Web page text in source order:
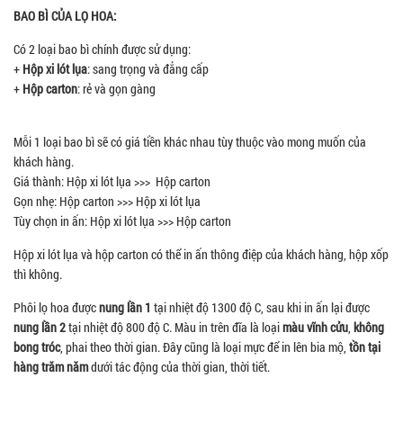
BAO BÌ CỦA LỌ HOA:
Có 2 loại bao bì chính được sử dụng:
+ Hộp xi lót lụa: sang trọng và đẳng cấp
+ Hộp carton: rẻ và gọn gàng
Mỗi 1 loại bao bì sẽ có giá tiền khác nhau tùy thuộc vào mong muốn của
khách hàng.
Giá thành: Hộp xi lót lụa >>> Hộp carton
Gọn nhẹ: Hộp carton >>> Hộp xi lót lụa
Tùy chọn in ấn: Hộp xi lót lụa >>> Hộp carton
Hộp xi lót lụa và hộp carton có thể in ấn thông điệp của khách hàng, hộp xốp
thì không.
Phôi lọ hoa đượcnung lần 1 tại nhiệt độ 1300 độ C, sau khi in ấn lại được
nung lần 2tại nhiệt độ 800 độ C. Màu in trên đĩa là loạimàu vĩnh cửu, không
bong tróc, phai theo thời gian. Đây cũng là loại mực để in lên bia mộ, tồn tại
hàng trăm nămdưới tác động của thời gian, thời tiết.